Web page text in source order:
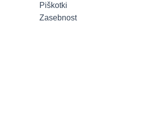
Piškotki
Zasebnost